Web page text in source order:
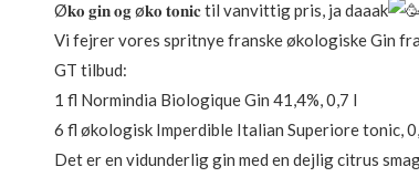
var:
460,00 kr..
er:
325,00 kr..
Ø𝐤𝐨 𝐠𝐢𝐧 𝐨𝐠 ø𝐤𝐨 𝐭𝐨𝐧𝐢𝐜 til vanvittig pris, ja daaak
Vi fejrer vores spritnye franske økologiske Gin
GT tilbud:
1 fl Normindia Biologique Gin 41,4%, 0,7 l
6 fl økologisk Imperdible Italian Superiore tonic,
Det er en vidunderlig gin med en dejlig citrus